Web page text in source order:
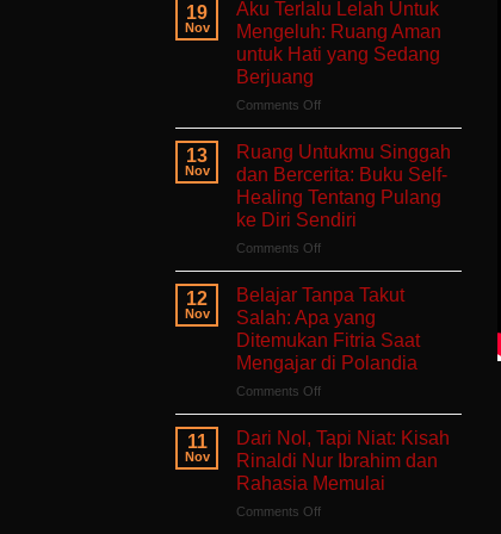
19
Nov
Aku Terlalu Lelah Untuk
Mengeluh: Ruang Aman
untuk Hati yang Sedang
Berjuang
Comments Offon
Terlalu
Lelah
Untuk
Mengeluh:
Ruang
Aman
yang
Sedang
Berjuang
13
Nov
Ruang Untukmu Singgah
dan Bercerita: Buku Self-
Healing Tentang Pulang
ke Diri Sendiri
Comments Offon
Untukmu
Singgah
dan
Bercerita:
Buku
Self-
Tentang
Pulang
ke
Diri
Sendiri
12
Nov
Belajar Tanpa Takut
Salah: Apa yang
Ditemukan Fitria Saat
Mengajar di Polandia
Comments Offon
Tanpa
Takut
Salah:
Apa
yang
11
Nov
Dari Nol, Tapi Niat: Kisah
Rinaldi Nur Ibrahim dan
Rahasia Memulai
Comments Offon